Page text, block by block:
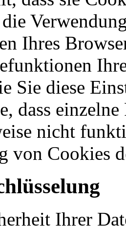
Ihres
Sie diese
dass
nicht
von Cookies
Ihrer